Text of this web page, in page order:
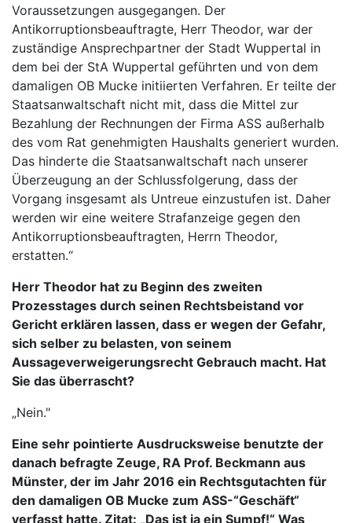
Voraussetzungen ausgegangen. Der
Antikorruptionsbeauftragte, Herr Theodor, war der
zuständige Ansprechpartner der Stadt Wuppertal in
dem bei der StA Wuppertal geführten und von dem
damaligen OB Mucke initiierten Verfahren. Er teilte der
Staatsanwaltschaft nicht mit, dass die Mittel zur
Bezahlung der Rechnungen der Firma ASS außerhalb
des vom Rat genehmigten Haushalts generiert wurden.
Das hinderte die Staatsanwaltschaft nach unserer
Überzeugung an der Schlussfolgerung, dass der
Vorgang insgesamt als Untreue einzustufen ist. Daher
werden wir eine weitere Strafanzeige gegen den
Antikorruptionsbeauftragten, Herrn Theodor,
erstatten.“
Herr Theodor hat zu Beginn des zweiten
Prozesstages durch seinen Rechtsbeistand vor
Gericht erklären lassen, dass er wegen der Gefahr,
sich selber zu belasten, von seinem
Aussageverweigerungsrecht Gebrauch macht. Hat
Sie das überrascht?
„Nein."
Eine sehr pointierte Ausdrucksweise benutzte der
danach befragte Zeuge, RA Prof. Beckmann aus
Münster, der im Jahr 2016 ein Rechtsgutachten für
den damaligen OB Mucke zum ASS-“Geschäft“
verfasst hatte. Zitat: „Das ist ja ein Sumpf!“ Was